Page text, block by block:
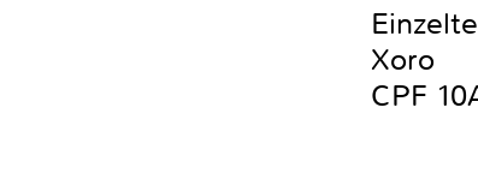
Xoro
CPF